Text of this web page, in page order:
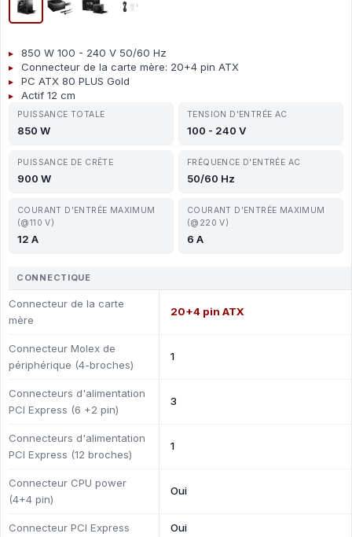
850 W 100 - 240 V 50/60 Hz
Connecteur de la carte mère: 20+4 pin ATX
PC ATX 80 PLUS Gold
Actif 12 cm
PUISSANCE TOTALE
850 W
TENSION D'ENTRÉE AC
100 - 240 V
PUISSANCE DE CRÊTE
900 W
FRÉQUENCE D'ENTRÉE AC
50/60 Hz
COURANT D'ENTRÉE MAXIMUM
(@110 V)
12 A
COURANT D'ENTRÉE MAXIMUM
(@220 V)
6 A
CONNECTIQUE
Connecteur de la carte
mère
20+4 pin ATX
Connecteur Molex de
périphérique (4-broches)
1
Connecteurs d'alimentation
PCI Express (6 +2 pin)
3
Connecteurs d'alimentation
PCI Express (12 broches)
1
Connecteur CPU power
(4+4 pin)
Oui
Connecteur PCI Express Oui